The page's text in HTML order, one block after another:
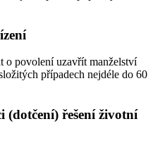
o povolení uzavřít manželství
případech nejdéle do 60
(dotčení) řešení životní